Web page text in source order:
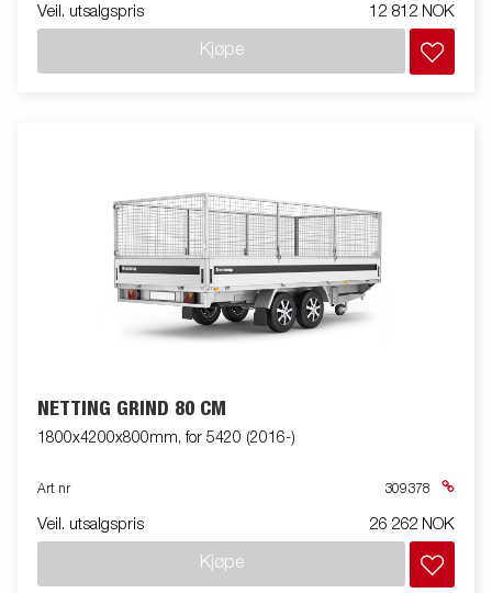
Veil. utsalgspris 12 812 NOK
Kjøpe
NETTING GRIND 80 CM
1800x4200x800mm, for 5420 (2016-)
Art nr 309378
Veil. utsalgspris 26 262 NOK
Kjøpe